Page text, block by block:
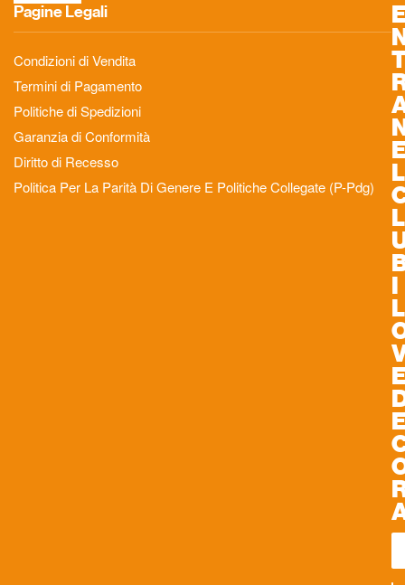
Pagine Legali
Condizioni di Vendita
Termini di Pagamento
Politiche di Spedizioni
Garanzia di Conformità
Diritto di Recesso
Politica Per La Parità Di Genere E Politiche Collegate (P-Pdg)
L
L
I
L